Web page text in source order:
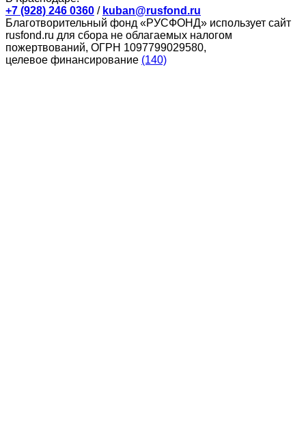
+7 (928) 246 0360 / kuban@rusfond.ru
Благотворительный фонд «РУСФОНД» использует сайт
rusfond.ru для сбора не облагаемых налогом
пожертвований, ОГРН 1097799029580,
целевое финансирование (140)